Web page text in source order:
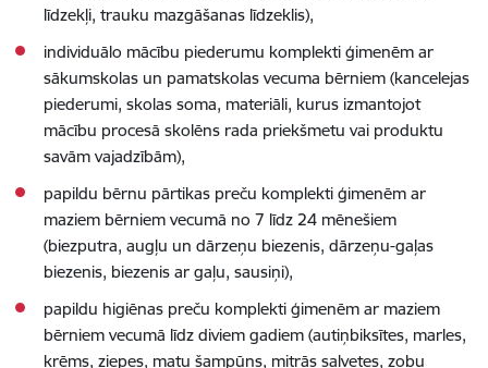
līdzekļi, trauku mazgāšanas līdzeklis),
individuālo mācību piederumu komplekti ģimenēm ar
sākumskolas un pamatskolas vecuma bērniem (kancelejas
piederumi, skolas soma, materiāli, kurus izmantojot
mācību procesā skolēns rada priekšmetu vai produktu
savām vajadzībām),
papildu bērnu pārtikas preču komplekti ģimenēm ar
maziem bērniem vecumā no 7 līdz 24 mēnešiem
(biezputra, augļu un dārzeņu biezenis, dārzeņu-gaļas
biezenis, biezenis ar gaļu, sausiņi),
papildu higiēnas preču komplekti ģimenēm ar maziem
bērniem vecumā līdz diviem gadiem (autiņbiksītes, marles,
krēms, ziepes, matu šampūns, mitrās salvetes, zobu